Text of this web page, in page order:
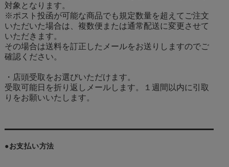
対象となります。
※ポスト投函が可能な商品でも規定数量を超えてご注文
いただいた場合は、複数便または通常配送に変更させて
いただきます。
その場合は送料を訂正したメールをお送りしますのでご
確認ください。
・店頭受取をお選びいただけます。
受取可能日を折り返しメールします。１週間以内に引取
りをお願いいたします。
●お支払い方法